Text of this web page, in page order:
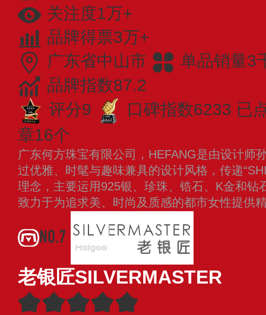
关注度1万+
品牌得票3万+
广东省中山市
单品销量3
品牌指数87.2
评分9
口碑指数6233 已
章16个
广东何方珠宝有限公司，HEFANG是由设计师
过优雅、时髦与趣味兼具的设计风格，传递
理念，主要运用925银、珍珠、锆石、K金和钻
致力于为追求美、时尚及质感的都市女性提供
NO.7
老银匠SILVERMASTER